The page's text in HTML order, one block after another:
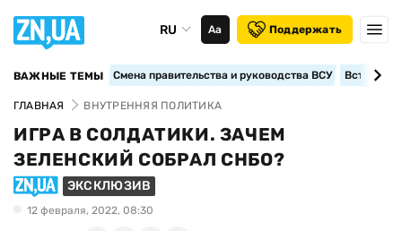
RU Аа Поддержать
ВАЖНЫЕ ТЕМЫ Смена правительства и руководства ВСУ
ГЛАВНАЯ ВНУТРЕННЯЯ ПОЛИТИКА
ИГРА В СОЛДАТИКИ. ЗАЧЕМ
ЗЕЛЕНСКИЙ СОБРАЛ СНБО?
ЭКСКЛЮЗИВ
12 февраля, 2022, 08:30